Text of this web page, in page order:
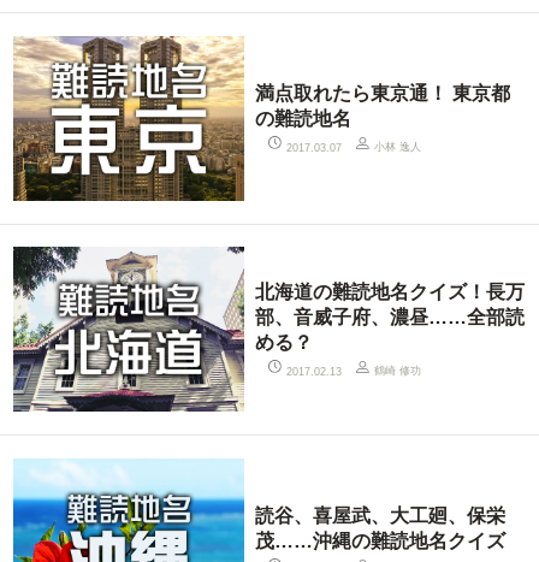
満点取れたら東京通！ 東京都
の難読地名
2017.03.07 小林 逸人
北海道の難読地名クイズ！長万
部、音威子府、濃昼……全部読
める？
2017.02.13 鶴崎 修功
読谷、喜屋武、大工廻、保栄
茂……沖縄の難読地名クイズ